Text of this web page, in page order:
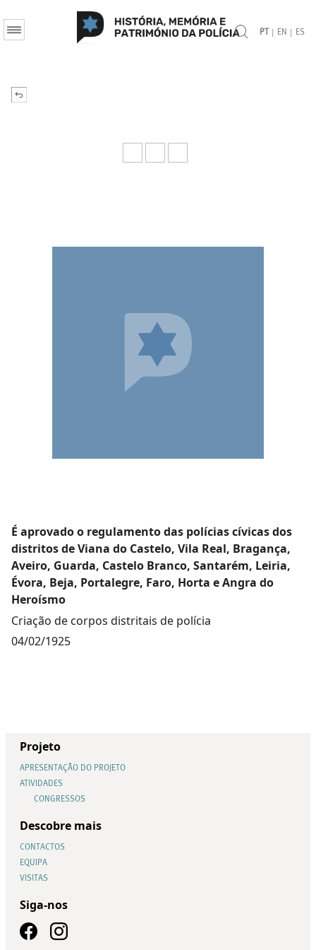
PT | EN | ES
É aprovado o regulamento das polícias cívicas dos
distritos de Viana do Castelo, Vila Real, Bragança,
Aveiro, Guarda, Castelo Branco, Santarém, Leiria,
Évora, Beja, Portalegre, Faro, Horta e Angra do
Heroísmo
Criação de corpos distritais de polícia
04/02/1925
Projeto
APRESENTAÇÃO DO PROJETO
ATIVIDADES
CONGRESSOS
Descobre mais
CONTACTOS
EQUIPA
VISITAS
Siga-nos